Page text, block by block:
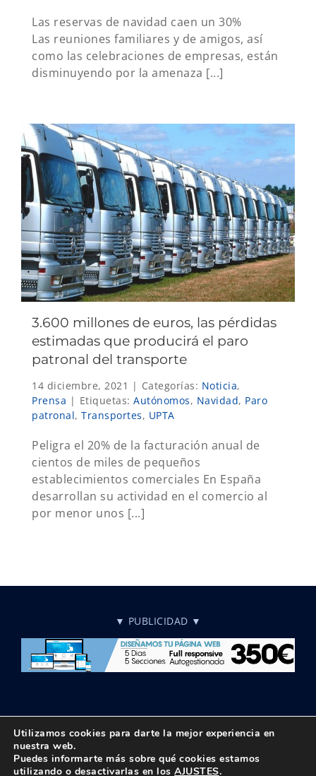
Las reservas de navidad caen un 30%
Las reuniones familiares y de amigos, así
como las celebraciones de empresas, están
disminuyendo por la amenaza [...]
3.600 millones de euros, las pérdidas
estimadas que producirá el paro
patronal del transporte
14 diciembre, 2021 | Categorías: Noticia,
Prensa | Etiquetas: Autónomos, Navidad, Paro
patronal, Transportes, UPTA
Peligra el 20% de la facturación anual de
cientos de miles de pequeños
establecimientos comerciales En España
desarrollan su actividad en el comercio al
por menor unos [...]
▼ PUBLICIDAD ▼
© Copyright 2018 - 2026 UPTA | Todos los derechos reservados
|Política de privacidad|Aviso Legal
Utilizamos cookies para darte la mejor experiencia en
nuestra web.
Puedes informarte más sobre qué cookies estamos
utilizando o desactivarlas en los AJUSTES.